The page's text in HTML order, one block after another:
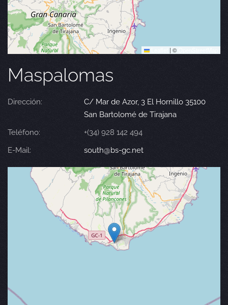
| ©
Maspalomas
Dirección:
C/ Mar de Azor, 3 El Hornillo 35100
San Bartolomé de Tirajana
Teléfono:
+(34) 928 142 494
E-Mail:
south@bs-gc.net